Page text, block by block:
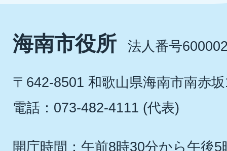
海南市役所 法人番号
〒642-8501 和歌山県海南市南赤
電話：073-482-4111 (代表)
開庁時間：午前8時30分から午後5